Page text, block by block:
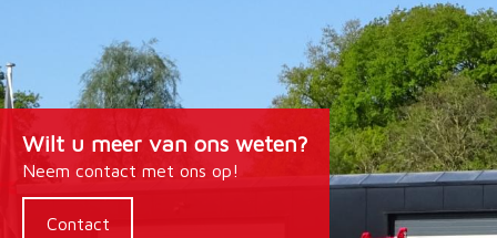
Wilt u meer van ons weten?
Neem contact met ons op!
Contact